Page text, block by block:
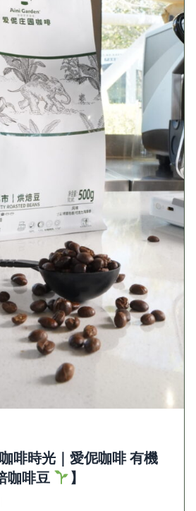
啡時光｜愛伲咖啡 有機
咖啡豆
】